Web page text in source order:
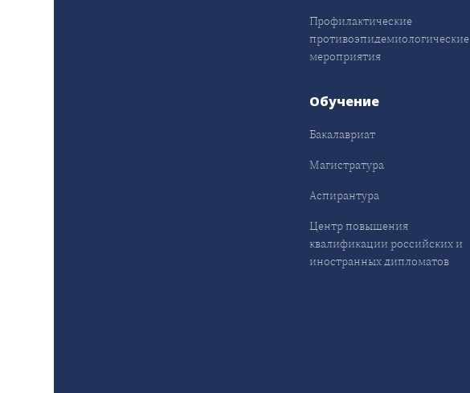
Профилактические
противоэпидемиологические
мероприятия
Обучение
Бакалавриат
Магистратура
Аспирантура
Центр повышения
квалификации российских и
иностранных дипломатов